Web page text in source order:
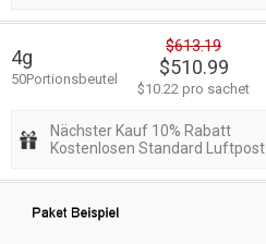
4g
50Portionsbeutel
$613.19
$510.99
$10.22 pro sachet
Nächster Kauf 10% Rabatt
Kostenlosen Standard Luftpost